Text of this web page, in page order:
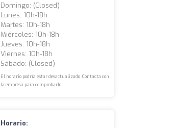
Domingo: (closed)
Lunes: 10h-18h
Martes: 10h-18h
Miércoles: 10h-18h
Jueves: 10h-18h
Viernes: 10h-18h
Sábado: (closed)
El horario podría estar desactualizado. Contacta con
la empresa para comprobarlo.
Horario: